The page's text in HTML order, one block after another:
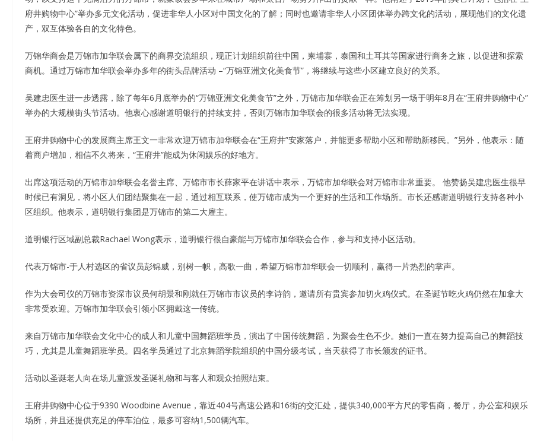
府井购物中心”举办多元文化活动，促进非华人小区对中国文化的了解；同时也邀请非华人小区团体举办跨文化的活动，展现他们的文化遗
产，双互体验各自的文化特色。
万锦华商会是万锦市加华联会属下的商界交流组织，现正计划组织前往中国，柬埔寨，泰国和土耳其等国家进行商务之旅，以促进和探索
商机。通过万锦市加华联会举办多年的街头品牌活动 –“万锦亚洲文化美食节”，将继续与这些小区建立良好的关系。
吴建忠医生进一步透露，除了每年6月底举办的“万锦亚洲文化美食节”之外，万锦市加华联会正在筹划另一场于明年8月在“王府井购物中心”
举办的大规模街头节活动。他衷心感谢道明银行的持续支持，否则万锦市加华联会的很多活动将无法实现。
王府井购物中心的发展商主席王文一非常欢迎万锦市加华联会在“王府井”安家落户，并能更多帮助小区和帮助新移民。”另外，他表示：随
着商户增加，相信不久将来，“王府井”能成为休闲娱乐的好地方。
出席这项活动的万锦市加华联会名誉主席、万锦市市长薛家平在讲话中表示，万锦市加华联会对万锦市非常重要。 他赞扬吴建忠医生很早
时候已有洞见，将小区人们团结聚集在一起，通过相互联系，使万锦市成为一个更好的生活和工作场所。市长还感谢道明银行支持各种小
区组织。他表示，道明银行集团是万锦市的第二大雇主。
道明银行区域副总裁Rachael Wong表示，道明银行很自豪能与万锦市加华联会合作，参与和支持小区活动。
代表万锦市-于人村选区的省议员彭锦威，别树一帜，高歌一曲，希望万锦市加华联会一切顺利，赢得一片热烈的掌声。
作为大会司仪的万锦市资深市议员何胡景和刚就任万锦市市议员的李诗韵，邀请所有贵宾参加切火鸡仪式。在圣诞节吃火鸡仍然在加拿大
非常受欢迎。万锦市加华联会引领小区拥戴这一传统。
来自万锦市加华联会文化中心的成人和儿童中国舞蹈班学员，演出了中国传统舞蹈，为聚会生色不少。她们一直在努力提高自己的舞蹈技
巧，尤其是儿童舞蹈班学员。四名学员通过了北京舞蹈学院组织的中国分级考试，当天获得了市长颁发的证书。
活动以圣诞老人向在场儿童派发圣诞礼物和与客人和观众拍照结束。
王府井购物中心位于9390 Woodbine Avenue，靠近404号高速公路和16街的交汇处，提供340,000平方尺的零售商，餐厅，办公室和娱乐
场所，并且还提供充足的停车泊位，最多可容纳1,500辆汽车。